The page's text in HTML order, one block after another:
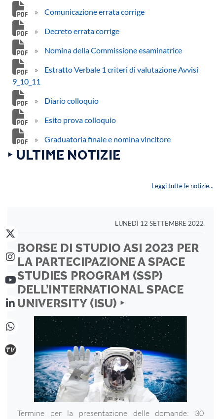
» Comunicazione errata corrige
» Decreto errata corrige
» Nomina della Commissione esaminatrice
»
Estratto Verbale 1 criteri di valutazione Avvisi
9_10_11
» Diario colloquio
» Esito prova colloquio
» Graduatoria finale e nomina vincitore
‣ ULTIME NOTIZIE
Leggi tutte le notizie...
LUNEDÌ 12 SETTEMBRE 2022
BORSE DI STUDIO ASI 2023 PER
LA PARTECIPAZIONE A SPACE
STUDIES PROGRAM (SSP)
DELL’INTERNATIONAL SPACE
UNIVERSITY (ISU) ‣
Termine per la presentazione delle domande: 30